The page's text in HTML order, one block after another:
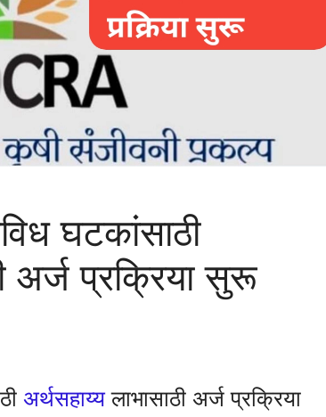
घटकांसाठी
अर्ज प्रक्रिया सुरू
अर्थसहाय्यलाभासाठी अर्ज प्रक्रिया